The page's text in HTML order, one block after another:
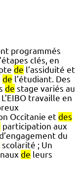
programmés
clés, en
de l’assiduité et
de l’étudiant. Des
de stage variés au
travaille en
Occitanie et des
participation aux
du
scolarité ; Un
de leurs